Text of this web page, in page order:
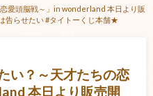
愛頭脳戦～」in wonderland 本日より販
告らせたい #タイトーくじ本舗★
い？～天才たちの恋
本日より販売開